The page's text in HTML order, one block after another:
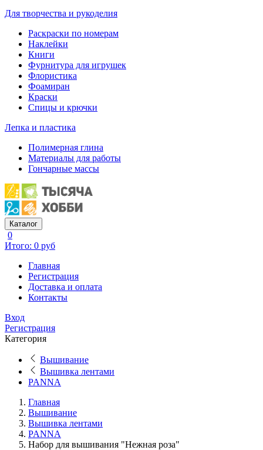
Для творчества и рукоделия
Раскраски по номерам
Наклейки
Книги
Фурнитура для игрушек
Флористика
Фоамиран
Краски
Спицы и крючки
Лепка и пластика
Полимерная глина
Материалы для работы
Гончарные массы
Каталог
0
Итого: 0 руб
Главная
Регистрация
Доставка и оплата
Контакты
Вход
Регистрация
Категория
Вышивание
Вышивка лентами
PANNA
Главная
Вышивание
Вышивка лентами
PANNA
Набор для вышивания "Нежная роза"